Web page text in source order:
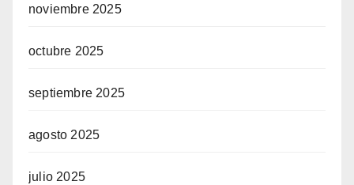
noviembre 2025
octubre 2025
septiembre 2025
agosto 2025
julio 2025